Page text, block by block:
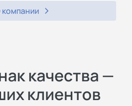
качества —
клиентов